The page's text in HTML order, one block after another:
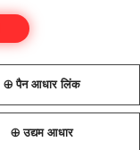
⊕ पैन आधार लिंक
⊕ उद्यम आधार